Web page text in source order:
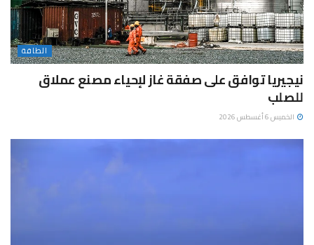
الطاقة
نيجيريا توافق على صفقة غاز لإحياء مصنع عملاق
للصلب
الخميس 6 أغسطس 2026